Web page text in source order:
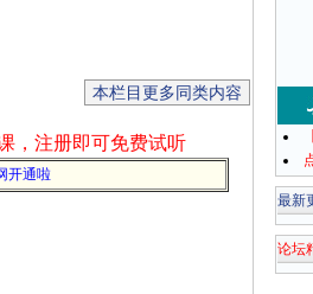
本栏目更多同类内容
，注册即可免费试听
开通啦
最新
论坛